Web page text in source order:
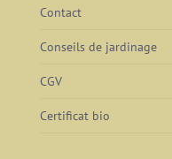
Contact
Conseils de jardinage
CGV
Certificat bio